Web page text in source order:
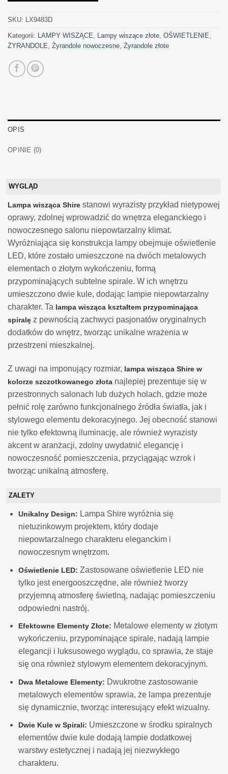
SKU: LX9483D
Kategorii: LAMPY WISZĄCE Lampy wiszące złote OŚWIETLENIE
ŻYRANDOLE Żyrandole nowoczesne Żyrandole złote
OPIS
OPINIE (0)
WYGLĄD
Lampa wisząca Shire stanowi wyrazisty przykład nietypowej
oprawy, zdolnej wprowadzić do wnętrza eleganckiego i
nowoczesnego salonu niepowtarzalny klimat.
Wyróżniająca się konstrukcja lampy obejmuje oświetlenie
LED, które zostało umieszczone na dwóch metalowych
elementach o złotym wykończeniu, formą
przypominających subtelne spirale. W ich wnętrzu
umieszczono dwie kule, dodając lampie niepowtarzalny
charakter. Ta lampa wisząca kształtem przypominająca
spiralę z pewnością zachwyci pasjonatów oryginalnych
dodatków do wnętrz, tworząc unikalne wrażenia w
przestrzeni mieszkalnej.
Z uwagi na imponujący rozmiar, lampa wisząca Shire w
kolorze szczotkowanego złota najlepiej prezentuje się w
przestronnych salonach lub dużych holach, gdzie może
pełnić rolę zarówno funkcjonalnego źródła światła, jak i
stylowego elementu dekoracyjnego. Jej obecność stanowi
nie tylko efektowną iluminację, ale również wyrazisty
akcent w aranżacji, zdolny uwydatnić elegancję i
nowoczesność pomieszczenia, przyciągając wzrok i
tworząc unikalną atmosferę.
ZALETY
Unikalny Design: Lampa Shire wyróżnia się
nietuzinkowym projektem, który dodaje
niepowtarzalnego charakteru eleganckim i
nowoczesnym wnętrzom.
Oświetlenie LED: Zastosowane oświetlenie LED nie
tylko jest energooszczędne, ale również tworzy
przyjemną atmosferę świetlną, nadając pomieszczeniu
odpowiedni nastrój.
Efektowne Elementy Złote: Metalowe elementy w złotym
wykończeniu, przypominające spirale, nadają lampie
elegancji i luksusowego wyglądu, co sprawia, że staje
się ona również stylowym elementem dekoracyjnym.
Dwa Metalowe Elementy: Dwukrotne zastosowanie
metalowych elementów sprawia, że lampa prezentuje
się dynamicznie, tworząc interesujący efekt wizualny.
Dwie Kule w Spirali: Umieszczone w środku spiralnych
elementów dwie kule dodają lampie dodatkowej
warstwy estetycznej i nadają jej niezwykłego
charakteru.